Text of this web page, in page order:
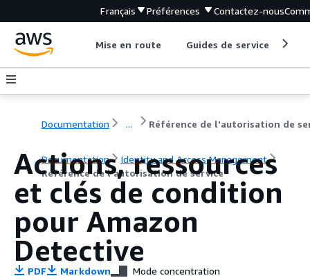
Français Préférences Contactez-nous
Mise en route Guides de service
Documentation ...
Documentation
Identity and Access Management
Référence de l'autorisation de service
Actions, ressources
et clés de condition
pour Amazon
Detective
PDF Markdown Mode concentration